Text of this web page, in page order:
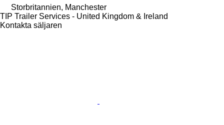
Storbritannien, Manchester
TIP Trailer Services - United Kingdom & Ireland
Kontakta säljaren